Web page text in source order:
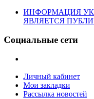
ИНФОРМАЦИЯ
ЯВЛЯЕТСЯ
Социальные сети
Личный кабинет
Мои закладки
Рассылка новостей